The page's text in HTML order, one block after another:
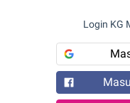
Login KG